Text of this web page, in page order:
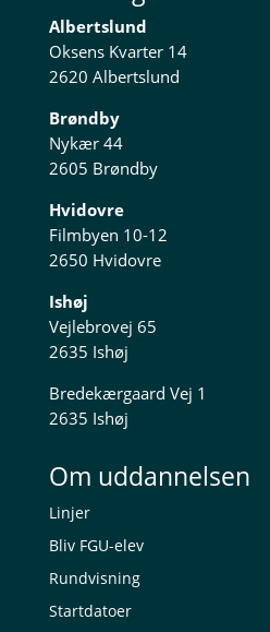
Albertslund
Oksens Kvarter 14
2620 Albertslund
Brøndby
Nykær 44
2605 Brøndby
Hvidovre
Filmbyen 10-12
2650 Hvidovre
Ishøj
Vejlebrovej 65
2635 Ishøj
Bredekærgaard Vej 1
2635 Ishøj
Om uddannelsen
Linjer
Bliv FGU-elev
Rundvisning
Startdatoer